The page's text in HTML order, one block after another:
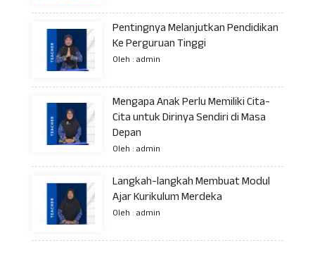
Pentingnya Melanjutkan Pendidikan
Ke Perguruan Tinggi
Oleh : admin
Mengapa Anak Perlu Memiliki Cita-
Cita untuk Dirinya Sendiri di Masa
Depan
Oleh : admin
Langkah-langkah Membuat Modul
Ajar Kurikulum Merdeka
Oleh : admin